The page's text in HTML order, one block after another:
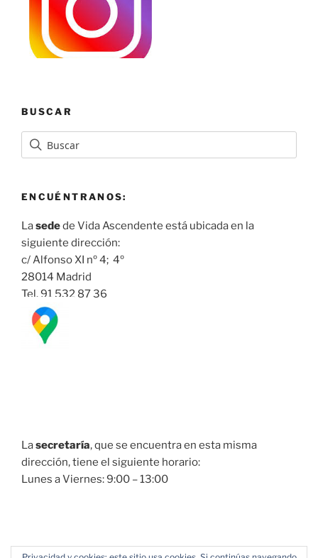
BUSCAR
ENCUÉNTRANOS:
Lasedede Vida Ascendente está ubicada en la
siguiente dirección:
c/ Alfonso XI nº 4; 4º
28014 Madrid
Tel. 91 532 87 36
Lasecretaría, que se encuentra en esta misma
dirección, tiene el siguiente horario:
Lunes a Viernes: 9:00 – 13:00